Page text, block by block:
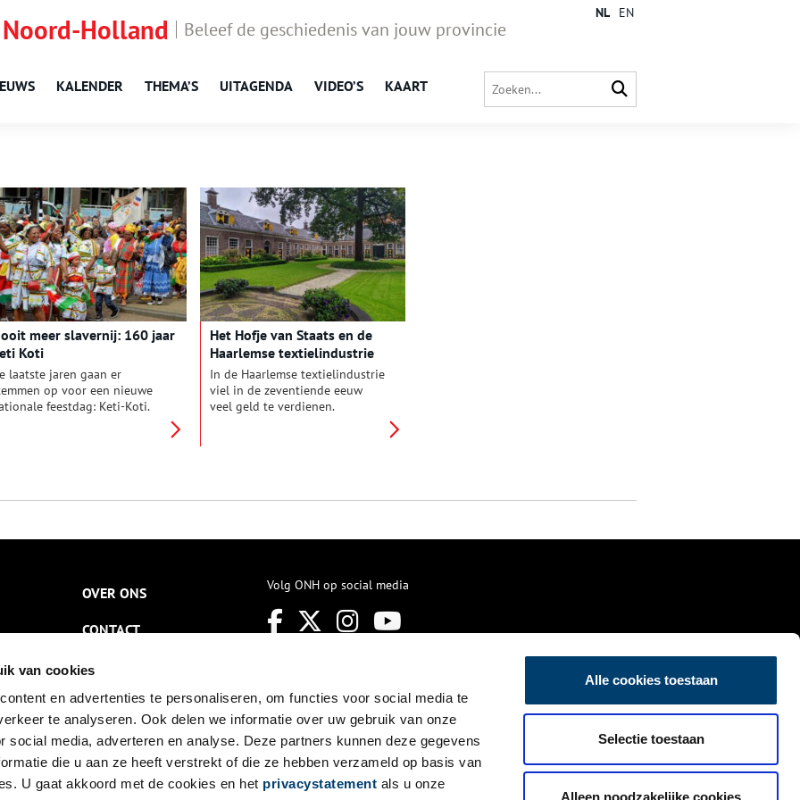
van cookies
en advertenties te personaliseren, om functies voor social media te
te analyseren. Ook delen we informatie over uw gebruik van onze
social media, adverteren en analyse. Deze partners kunnen deze gegevens
die u aan ze heeft verstrekt of die ze hebben verzameld op basis van
U gaat akkoord met de cookies en het privacystatement als u onze
Alle cookies toestaan
Selectie toestaan
Alleen noodzakelijke cookies
Holland Beleef de geschiedenis van jouw provincie
KALENDER THEMA’S UITAGENDA VIDEO’S KAART
NL EN
meer slavernij: 160 jaar
Koti
laatste jaren gaan er
op voor een nieuwe
feestdag: Keti-Koti.
een recente ontwikkeling,
Het Hofje van Staats en de
Haarlemse textielindustrie
In de Haarlemse textielindustrie
viel in de zeventiende eeuw
veel geld te verdienen.
stichten aan de Jansweg.
OVER ONS
CONTACT
NIEUWSBRIEF
DISCLAIMER
PRIVACY
TOEGANKELIJKHEID
Volg ONH op social media